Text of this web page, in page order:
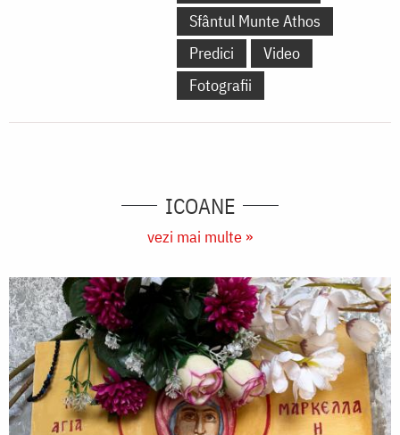
Sfântul Munte Athos
Predici
Video
Fotografii
ICOANE
vezi mai multe »